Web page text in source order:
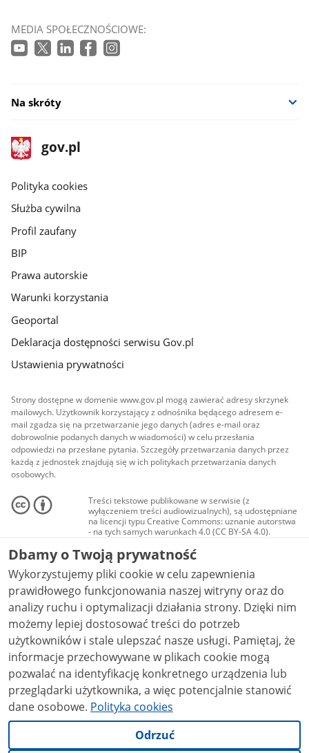
MEDIA SPOŁECZNOŚCIOWE:
Na skróty
stopka
gov.pl
Strona
gov.pl
gov.pl
Polityka cookies
Służba cywilna
Profil zaufany
BIP
Prawa autorskie
Warunki korzystania
Geoportal
Deklaracja dostępności serwisu Gov.pl
Ustawienia prywatności
Strony dostępne w domenie www.gov.pl mogą zawierać adresy skrzynek
mailowych. Użytkownik korzystający z odnośnika będącego adresem e-
mail zgadza się na przetwarzanie jego danych (adres e-mail oraz
dobrowolnie podanych danych w wiadomości) w celu przesłania
odpowiedzi na przesłane pytania. Szczegóły przetwarzania danych przez
każdą z jednostek znajdują się w ich politykach przetwarzania danych
osobowych.
Treści tekstowe publikowane w serwisie (z
wyłączeniem treści audiowizualnych), są udostępniane
na licencji typu Creative Commons: uznanie autorstwa
- na tych samych warunkach 4.0 (CC BY-SA 4.0).
Materiały audiowizualne, w tym zdjęcia, materiały
audio i wideo, są udostępniane na licencji typu
Creative Commons: uznanie autorstwa użycie
niekomercyjne - bez utworów zależnych 4.0 (CC BY-
NC-ND 4.0), o ile nie jest to stwierdzone inaczej.
Dbamy o Twoją prywatność
Wykorzystujemy pliki cookie w celu zapewnienia
prawidłowego funkcjonowania naszej witryny oraz do
analizy ruchu i optymalizacji działania strony. Dzięki nim
możemy lepiej dostosować treści do potrzeb
użytkowników i stale ulepszać nasze usługi. Pamiętaj, że
informacje przechowywane w plikach cookie mogą
pozwalać na identyfikację konkretnego urządzenia lub
przeglądarki użytkownika, a więc potencjalnie stanowić
dane osobowe. Polityka cookies
Odrzuć